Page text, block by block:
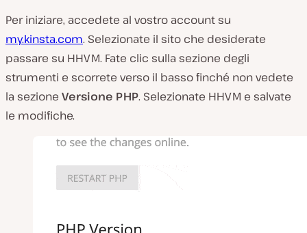
Per iniziare, accedete al vostro account su
my.kinsta.com. Selezionate il sito che desiderate
passare su HHVM. Fate clic sulla sezione degli
strumenti e scorrete verso il basso finché non vedete
la sezione Versione PHP. Selezionate HHVM e salvate
le modifiche.